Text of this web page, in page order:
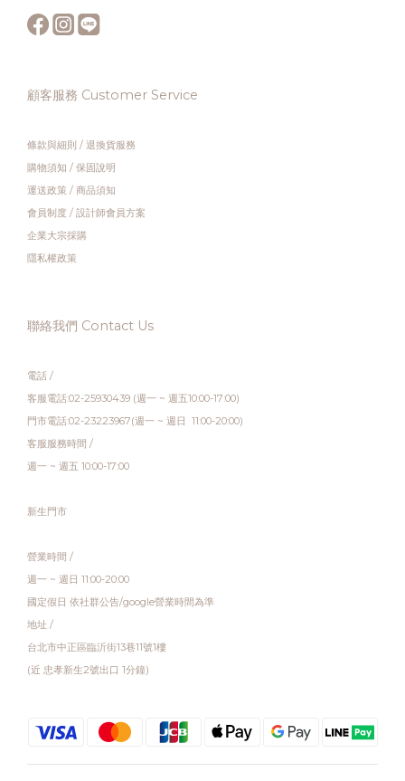
顧客服務 Customer Service
條款與細則 / 退換貨服務
購物須知 / 保固說明
運送政策 / 商品須知
會員制度 / 設計師會員方案
企業大宗採購
隱私權政策
聯絡我們 Contact Us
電話 /
客服電話:02-25930439 (週一 ~ 週五10:00-17:00)
門市電話:02-23223967(週一 ~ 週日 11:00-20:00)
客服服務時間 /
週一 ~ 週五 10:00-17:00
新生門市
營業時間 /
週一 ~ 週日 11:00-20:00
國定假日 依社群公告/google營業時間為準
地址 /
台北市中正區臨沂街13巷11號1樓
(近 忠孝新生2號出口 1分鐘)